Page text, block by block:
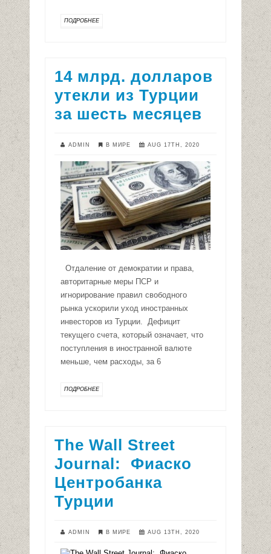
ПОДРОБНЕЕ
14 млрд. долларов
утекли из Турции
за шесть месяцев
ADMIN В МИРЕ AUG 17TH, 2020
Отдаление от демократии и права,
авторитарные меры ПСР и
игнорирование правил свободного
рынка ускорили уход иностранных
инвесторов из Турции. Дефицит
текущего счета, который означает, что
поступления в иностранной валюте
меньше, чем расходы, за 6
ПОДРОБНЕЕ
The Wall Street
Journal: Фиаско
Центробанка
Турции
ADMIN В МИРЕ AUG 13TH, 2020